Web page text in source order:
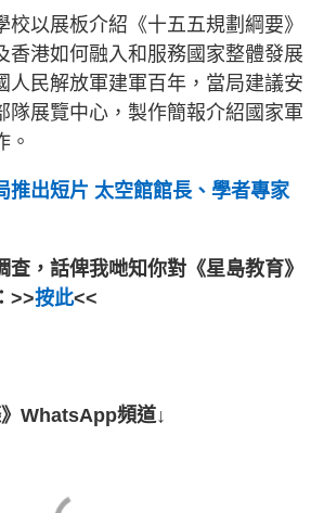
校以展板介紹《十五五規劃綱要》
香港如何融入和服務國家整體發展
人民解放軍建軍百年，當局建議安
隊展覽中心，製作簡報介紹國家軍
。
推出短片 太空館館長、學者專家
查，話俾我哋知你對《星島教育》
>>按此<<
WhatsApp頻道↓